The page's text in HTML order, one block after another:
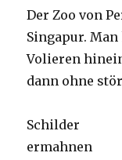
Der Zoo von
Singapur.
Volieren
dann ohne
Schilder
ermahnen